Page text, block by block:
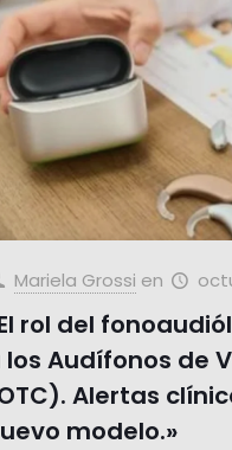
Mariela Grossi en
rol del
los Audífonos de
Alertas
modelo.»